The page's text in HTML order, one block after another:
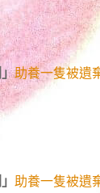
」助養一隻被遺
」 助養一隻被遺